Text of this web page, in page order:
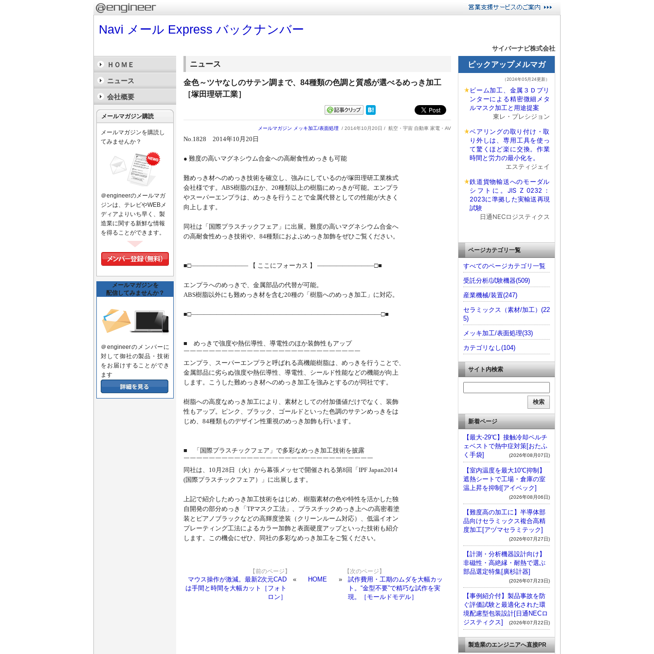
Navi メール Express バックナンバー
サイバーナビ株式会社
ニュース
金色～ツヤなしのサテン調まで、84種類の色調と質感が選べるめっき加工
［塚田理研工業］
メールマガジン メッキ加工/表面処理 / 2014年10月20日 / 航空・宇宙 自動車 家電・AV
No.1828 2014年10月20日
● 難度の高いマグネシウム合金への高耐食性めっきも可能
難めっき材へのめっき技術を確立し、強みにしているのが塚田理研工業株式
会社様です。ABS樹脂のほか、20種類以上の樹脂にめっきが可能。エンプラ
やスーパーエンプラは、めっきを行うことで金属代替としての性能が大きく
向上します。
同社は「国際プラスチックフェア」に出展。難度の高いマグネシウム合金へ
の高耐食性めっき技術や、84種類におよぶめっき加飾をぜひご覧ください。
■□――――――――― 【 ここにフォーカス 】 ―――――――――□■
エンプラへのめっきで、金属部品の代替が可能。
ABS樹脂以外にも難めっき材を含む20種の「樹脂へのめっき加工」に対応。
■□――――――――――――――――――――――――――――――□■
■ めっきで強度や熱伝導性、導電性のほか装飾性もアップ
￣￣￣￣￣￣￣￣￣￣￣￣￣￣￣￣￣￣￣￣￣￣￣￣￣￣￣￣
エンプラ、スーパーエンプラと呼ばれる高機能樹脂は、めっきを行うことで、
金属部品に劣らぬ強度や熱伝導性、導電性、シールド性能などの機能が向上
します。こうした難めっき材へのめっき加工を強みとするのが同社です。
樹脂への高度なめっき加工により、素材としての付加価値だけでなく、装飾
性もアップ。ピンク、ブラック、ゴールドといった色調のサテンめっきをは
じめ、84種類ものデザイン性重視のめっき加飾も行います。
■ 「国際プラスチックフェア」で多彩なめっき加工技術を披露
￣￣￣￣￣￣￣￣￣￣￣￣￣￣￣￣￣￣￣￣￣￣￣￣￣￣￣￣￣￣
同社は、10月28日（火）から幕張メッセで開催される第8回「IPF Japan2014
(国際プラスチックフェア）」に出展します。
上記で紹介しためっき加工技術をはじめ、樹脂素材の色や特性を活かした独
自開発の部分めっき「TPマスク工法」、プラスチックめっき上への高密着塗
装とピアノブラックなどの高輝度塗装（クリーンルーム対応）、低温イオン
プレーティング工法によるカラー加飾と表面硬度アップといった技術も紹介
します。この機会にぜひ、同社の多彩なめっき加工をご覧ください。
【前のページ】
マウス操作が激減。最新2次元CAD
は手間と時間を大幅カット［フォト
ロン］
HOME
【次のページ】
試作費用・工期のムダを大幅カッ
ト。“金型不要”で精巧な試作を実
現。［モールドモデル］
ＨＯＭＥ
ニュース
会社概要
メールマガジン購読
メールマガジンを購読し
てみませんか？
＠engineerのメールマガ
ジンは、テレビやWEBメ
ディアよりいち早く、製
造業に関する新鮮な情報
を得ることができます。
メールマガジンを
配信してみませんか？
＠engineerのメンバーに
対して御社の製品・技術
をお届けすることができ
ます
ページカテゴリ一覧
すべてのページカテゴリ一覧
受託分析/試験機器(509)
産業機械/装置(247)
セラミックス（素材/加工）(22
5)
メッキ加工/表面処理(33)
カテゴリなし(104)
サイト内検索
新着ページ
【最大-29℃】接触冷却ペルチ
ェベストで熱中症対策[おたふ
く手袋]
(2026年08月07日)
【室内温度を最大10℃抑制】
遮熱シートで工場・倉庫の室
温上昇を抑制[アイベック]
(2026年08月06日)
【難度高の加工に】半導体部
品向けセラミックス複合高精
度加工[アヅマセラミテック]
(2026年07月27日)
【計測・分析機器設計向け】
非磁性・高絶縁・耐熱で選ぶ
部品選定特集[廣杉計器]
(2026年07月23日)
【事例紹介付】製品事故を防
ぐ評価試験と最適化された環
境配慮型包装設計[日通NECロ
ジスティクス]
(2026年07月22日)
製造業のエンジニアへ直接PR